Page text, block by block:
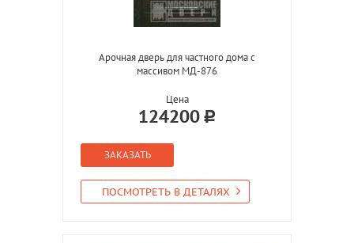
Арочная дверь для частного дома с
массивом МД-876
Цена
124200
ЗАКАЗАТЬ
ПОСМОТРЕТЬ В ДЕТАЛЯХ